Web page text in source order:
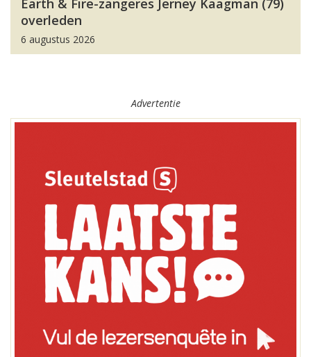
Earth & Fire-zangeres Jerney Kaagman (79)
overleden
6 augustus 2026
Advertentie